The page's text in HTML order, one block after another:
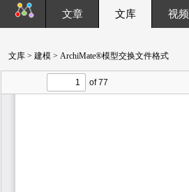
文章 文库 视频
文库 > 建模 > ArchiMate®模型交换文件格式